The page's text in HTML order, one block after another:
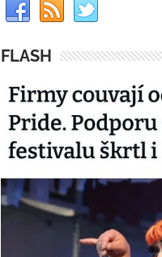
FLASH